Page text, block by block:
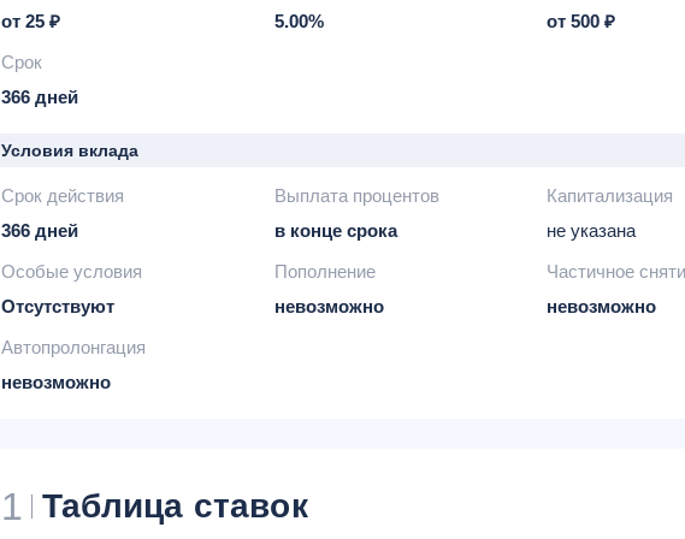
от 25 ₽
5.00%
от 500 ₽
Срок
366 дней
Условия вклада
Срок действия
366 дней
Выплата процентов
в конце срока
Капитализация
не указана
Особые условия
Отсутствуют
Пополнение
невозможно
Частичное
невозможно
Автопролонгация
невозможно
1 Таблица ставок